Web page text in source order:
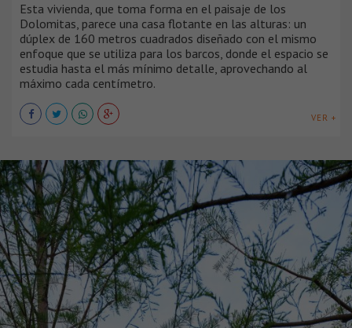
Esta vivienda, que toma forma en el paisaje de los
Dolomitas, parece una casa flotante en las alturas: un
dúplex de 160 metros cuadrados diseñado con el mismo
enfoque que se utiliza para los barcos, donde el espacio se
estudia hasta el más mínimo detalle, aprovechando al
máximo cada centímetro.
VER +